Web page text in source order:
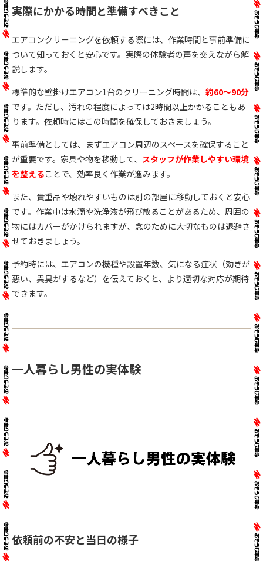
実際にかかる時間と準備すべきこと
エアコンクリーニングを依頼する際には、作業時間と事前準備に
ついて知っておくと安心です。実際の体験者の声を交えながら解
説します。
標準的な壁掛けエアコン1台のクリーニング時間は、 約60～90分
です。ただし、汚れの程度によっては2時間以上かかることもあ
ります。依頼時にはこの時間を確保しておきましょう。
事前準備としては、まずエアコン周辺のスペースを確保すること
が重要です。家具や物を移動して、 スタッフが作業しやすい環境
を整えることで、効率良く作業が進みます。
また、貴重品や壊れやすいものは別の部屋に移動しておくと安心
です。作業中は水滴や洗浄液が飛び散ることがあるため、周囲の
物にはカバーがかけられますが、念のために大切なものは退避さ
せておきましょう。
予約時には、エアコンの機種や設置年数、気になる症状（効きが
悪い、異臭がするなど）を伝えておくと、より適切な対応が期待
できます。
一人暮らし男性の実体験
依頼前の不安と当日の様子